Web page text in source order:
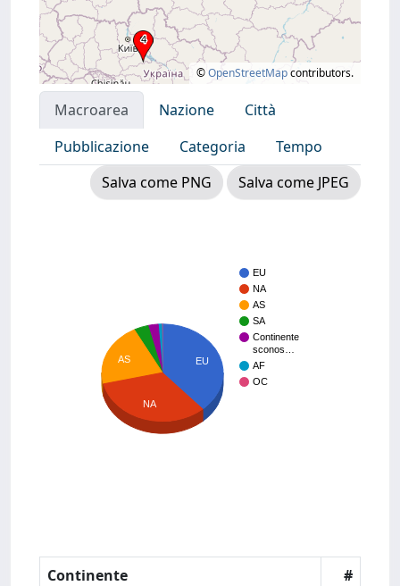
©OpenStreetMapcontributors.
Macroarea Nazione
Città
Pubblicazione
Categoria
Tempo
Salva come PNG
Salva come JPEG
EU
NA
AS
SA
Continente
sconos…
AF
OC
EU
AS
NA
Continente
#